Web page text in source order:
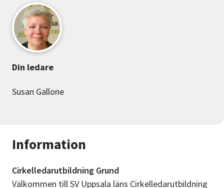
Information
Cirkelledarutbildning Grund
Välkommen till SV Uppsala läns Cirkelledarutbildning
Din ledare
Susan Gallone